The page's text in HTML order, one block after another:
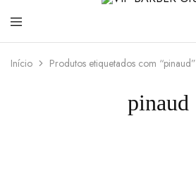
BARBER
para
Início Produtos etiquetados com “pinaud”
pinaud